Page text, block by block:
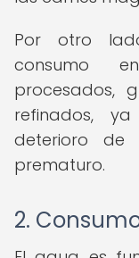
Por otro
consumo
procesados,
refinados,
deterioro de
prematuro.
2.